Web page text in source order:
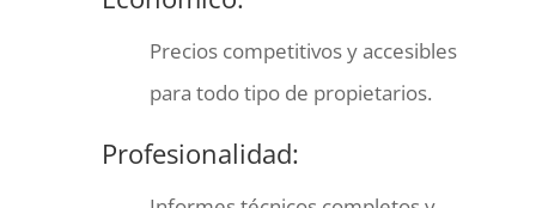
Precios competitivos y accesibles
para todo tipo de propietarios.
Profesionalidad: